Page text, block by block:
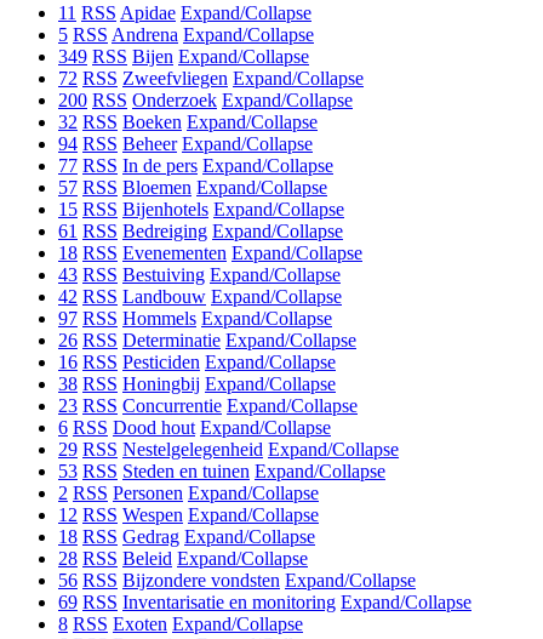
11 RSS Apidae Expand/Collapse
5 RSS Andrena Expand/Collapse
349 RSS Bijen Expand/Collapse
72 RSS Zweefvliegen Expand/Collapse
200 RSS Onderzoek Expand/Collapse
32 RSS Boeken Expand/Collapse
94 RSS Beheer Expand/Collapse
77 RSS In de pers Expand/Collapse
57 RSS Bloemen Expand/Collapse
15 RSS Bijenhotels Expand/Collapse
61 RSS Bedreiging Expand/Collapse
18 RSS Evenementen Expand/Collapse
43 RSS Bestuiving Expand/Collapse
42 RSS Landbouw Expand/Collapse
97 RSS Hommels Expand/Collapse
26 RSS Determinatie Expand/Collapse
16 RSS Pesticiden Expand/Collapse
38 RSS Honingbij Expand/Collapse
23 RSS Concurrentie Expand/Collapse
6 RSS Dood hout Expand/Collapse
29 RSS Nestelgelegenheid Expand/Collapse
53 RSS Steden en tuinen Expand/Collapse
2 RSS Personen Expand/Collapse
12 RSS Wespen Expand/Collapse
18 RSS Gedrag Expand/Collapse
28 RSS Beleid Expand/Collapse
56 RSS Bijzondere vondsten Expand/Collapse
69 RSS Inventarisatie en monitoring Expand/Collapse
8 RSS Exoten Expand/Collapse